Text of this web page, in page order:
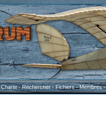
Charte-Rechercher-Fichiers-Membres